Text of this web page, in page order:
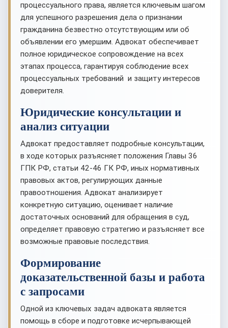
процессуального права, является ключевым шагом
для успешного разрешения дела о признании
гражданина безвестно отсутствующим или об
объявлении его умершим. Адвокат обеспечивает
полное юридическое сопровождение на всех
этапах процесса, гарантируя соблюдение всех
процессуальных требований и защиту интересов
доверителя.
Юридические консультации и
анализ ситуации
Адвокат предоставляет подробные консультации,
в ходе которых разъясняет положения Главы 36
ГПК РФ, статьи 42-46 ГК РФ, иных нормативных
правовых актов, регулирующих данные
правоотношения. Адвокат анализирует
конкретную ситуацию, оценивает наличие
достаточных оснований для обращения в суд,
определяет правовую стратегию и разъясняет все
возможные правовые последствия.
Формирование
доказательственной базы и работа
с запросами
Одной из ключевых задач адвоката является
помощь в сборе и подготовке исчерпывающей